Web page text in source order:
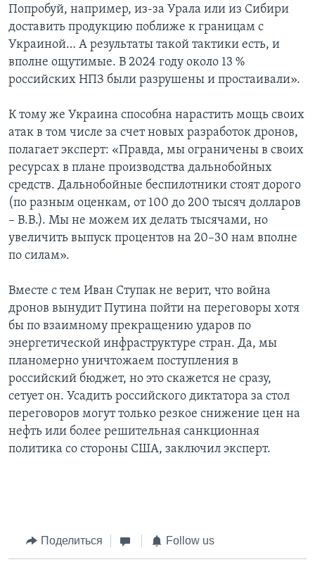
Попробуй, например, из-за Урала или из Сибири
доставить продукцию поближе к границам с
Украиной… А результаты такой тактики есть, и
вполне ощутимые. В 2024 году около 13 %
российских НПЗ были разрушены и простаивали».
К тому же Украина способна нарастить мощь своих
атак в том числе за счет новых разработок дронов,
полагает эксперт: «Правда, мы ограничены в своих
ресурсах в плане производства дальнобойных
средств. Дальнобойные беспилотники стоят дорого
(по разным оценкам, от 100 до 200 тысяч долларов
– В.В.). Мы не можем их делать тысячами, но
увеличить выпуск процентов на 20–30 нам вполне
по силам».
Вместе с тем Иван Ступак не верит, что война
дронов вынудит Путина пойти на переговоры хотя
бы по взаимному прекращению ударов по
энергетической инфраструктуре стран. Да, мы
планомерно уничтожаем поступления в
российский бюджет, но это скажется не сразу,
сетует он. Усадить российского диктатора за стол
переговоров могут только резкое снижение цен на
нефть или более решительная санкционная
политика со стороны США, заключил эксперт.
Поделиться Follow us